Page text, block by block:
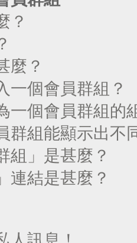
？
麼？
一個會員群組？
一個會員群組的
群組能顯示出不
組」是甚麼？
連結是甚麼？